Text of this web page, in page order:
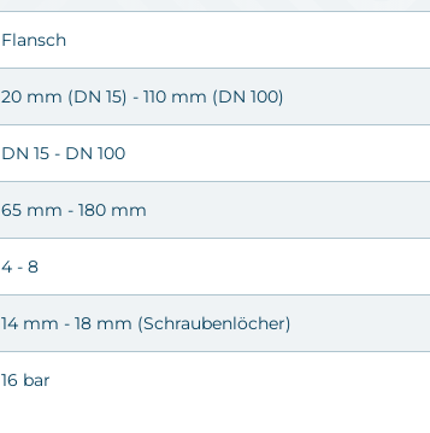
Flansch
20 mm (DN 15) - 110 mm (DN 100)
DN 15 - DN 100
65 mm - 180 mm
4 - 8
14 mm - 18 mm (Schraubenlöcher)
16 bar